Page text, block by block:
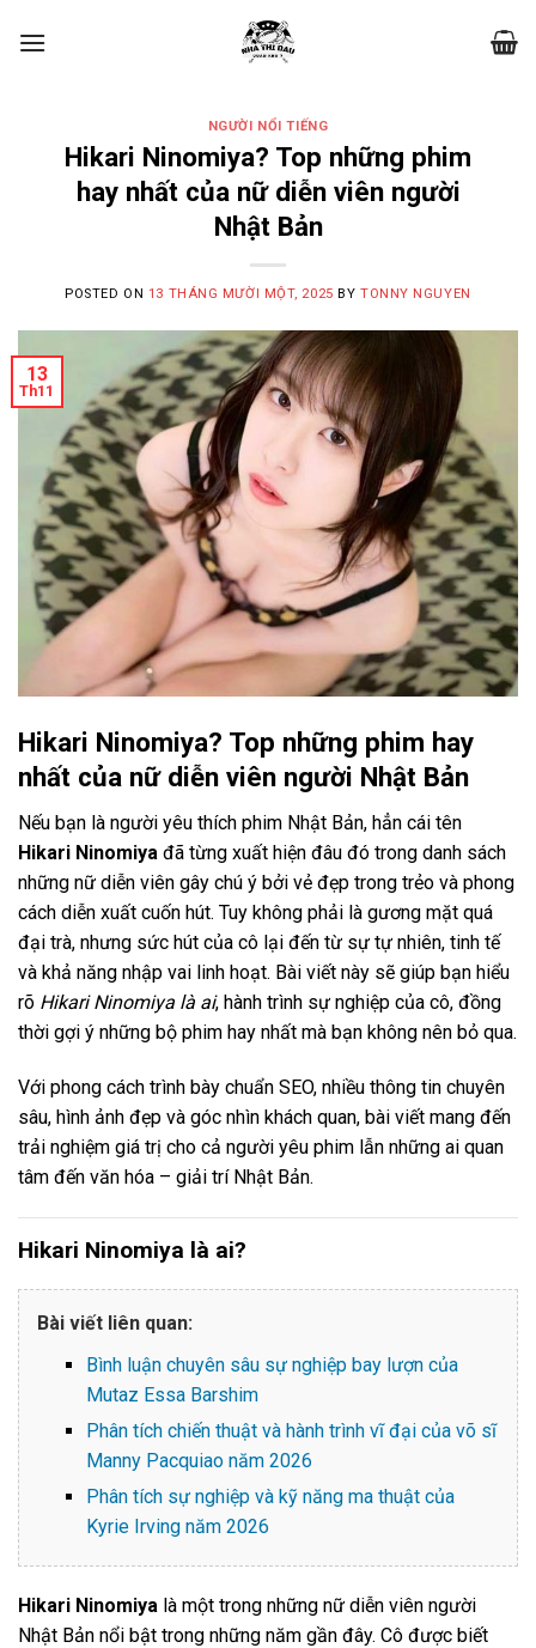
NGƯỜI NỔI TIẾNG
Hikari Ninomiya? Top những phim
hay nhất của nữ diễn viên người
Nhật Bản
POSTED ON 13 THÁNG MƯỜI MỘT, 2025 BY TONNY NGUYEN
13
Th11
Hikari Ninomiya? Top những phim hay
nhất của nữ diễn viên người Nhật Bản
Nếu bạn là người yêu thích phim Nhật Bản, hẳn cái tên
Hikari Ninomiya đã từng xuất hiện đâu đó trong danh sách
những nữ diễn viên gây chú ý bởi vẻ đẹp trong trẻo và phong
cách diễn xuất cuốn hút. Tuy không phải là gương mặt quá
đại trà, nhưng sức hút của cô lại đến từ sự tự nhiên, tinh tế
và khả năng nhập vai linh hoạt. Bài viết này sẽ giúp bạn hiểu
rõ Hikari Ninomiya là ai, hành trình sự nghiệp của cô, đồng
thời gợi ý những bộ phim hay nhất mà bạn không nên bỏ qua.
Với phong cách trình bày chuẩn SEO, nhiều thông tin chuyên
sâu, hình ảnh đẹp và góc nhìn khách quan, bài viết mang đến
trải nghiệm giá trị cho cả người yêu phim lẫn những ai quan
tâm đến văn hóa – giải trí Nhật Bản.
Hikari Ninomiya là ai?
Bài viết liên quan:
Bình luận chuyên sâu sự nghiệp bay lượn của
Mutaz Essa Barshim
Phân tích chiến thuật và hành trình vĩ đại của võ sĩ
Manny Pacquiao năm 2026
Phân tích sự nghiệp và kỹ năng ma thuật của
Kyrie Irving năm 2026
Hikari Ninomiya là một trong những nữ diễn viên người
Nhật Bản nổi bật trong những năm gần đây. Cô được biết